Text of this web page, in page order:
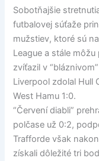
Sobotňajšie
futbalovej súťaže
mužstiev, ktoré sú
League a stále
zvíťazil v
Liverpool zdolal Hull
West Hamu 1:0.
“Červení diabli”
polčase už 0:2,
Trafforde však
získali dôležité tri